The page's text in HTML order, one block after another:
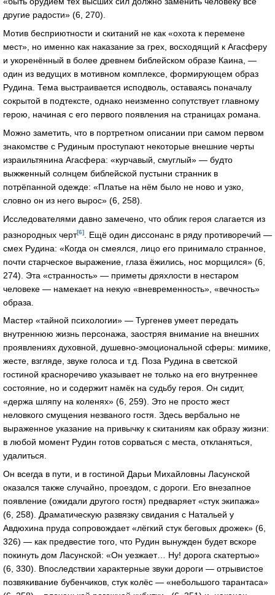
другие радости» (6, 270).
Мотив бесприютности и скитаний не как «охота к перемене
мест», но именно как наказание за грех, восходящий к Агасферу
и укоренённый в более древнем библейском образе Каина, —
один из ведущих в мотивном комплексе, формирующем образ
Рудина. Тема выстраивается исподволь, оставаясь поначалу
сокрытой в подтексте, однако неизменно сопутствует главному
герою, начиная с его первого появления на страницах романа.
Можно заметить, что в портретном описании при самом первом
знакомстве с Рудиным проступают некоторые внешние черты
израильтянина Агасфера: «курчавый, смуглый» — будто
выжженный солнцем библейской пустыни странник в
потрёпанной одежде: «Платье на нём было не ново и узко,
словно он из него вырос» (6, 258).
Исследователями давно замечено, что облик героя слагается из
разнородных черт[6]
. Ещё один диссонанс в ряду противоречий —
смех Рудина: «Когда он смеялся, лицо его принимало странное,
почти старческое выражение, глаза ёжились, нос морщился» (6,
274). Эта «странность» — приметы дряхлости в нестаром
человеке — намекает на некую «вневременность», «вечность»
образа.
Мастер «тайной психологии» — Тургенев умеет передать
внутреннюю жизнь персонажа, заостряя внимание на внешних
проявлениях духовной, душевно-эмоциональной сферы: мимике,
жесте, взгляде, звуке голоса и т.д. Поза Рудина в светской
гостиной красноречиво указывает не только на его внутреннее
состояние, но и содержит намёк на судьбу героя. Он сидит,
«держа шляпу на коленях» (6, 259). Это не просто жест
неловкого смущения незваного гостя. Здесь вербально не
выраженное указание на привычку к скитаниям как образу жизни:
в любой момент Рудин готов сорваться с места, откланяться,
удалиться.
Он всегда в пути, и в гостиной Дарьи Михайловны Ласунской
оказался также случайно, проездом, с дороги. Его внезапное
появление (ожидали другого гостя) предваряет «стук экипажа»
(6, 258). Драматическую развязку свидания с Натальей у
Авдюхина пруда сопровождает «лёгкий стук беговых дрожек» (6,
326) — как предвестие того, что Рудин вынужден будет вскоре
покинуть дом Ласунской: «Он уезжает… Ну! дорога скатертью»
(6, 330). Впоследствии характерные звуки дороги — отрывистое
позвякивание бубенчиков, стук колёс — «небольшого тарантаса»